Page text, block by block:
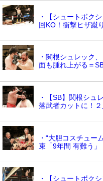
・【シュートボク
回KO！衝撃ヒザ蹴
・関根シュレック
面も腫れ上がる＝
・【SB】関根シュ
落武者カットに！
・“大胆コスチュー
束「9年間 有難う」
・【シュートボク